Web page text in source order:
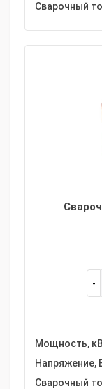
Сварочный
Мощность,
Напряжение,
Сварочный